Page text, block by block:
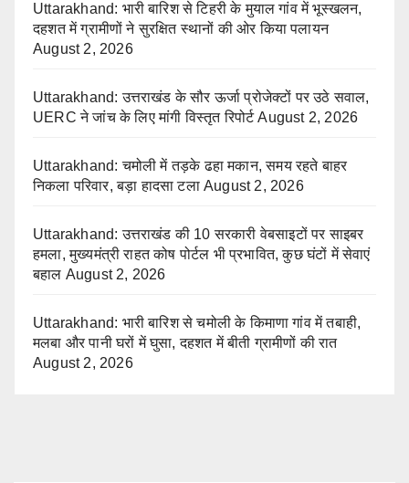
Uttarakhand: भारी बारिश से टिहरी के मुयाल गांव में भूस्खलन,
दहशत में ग्रामीणों ने सुरक्षित स्थानों की ओर किया पलायन
August 2, 2026
Uttarakhand: उत्तराखंड के सौर ऊर्जा प्रोजेक्टों पर उठे सवाल,
UERC ने जांच के लिए मांगी विस्तृत रिपोर्ट August 2, 2026
Uttarakhand: चमोली में तड़के ढहा मकान, समय रहते बाहर
निकला परिवार, बड़ा हादसा टला August 2, 2026
Uttarakhand: उत्तराखंड की 10 सरकारी वेबसाइटों पर साइबर
हमला, मुख्यमंत्री राहत कोष पोर्टल भी प्रभावित, कुछ घंटों में सेवाएं
बहाल August 2, 2026
Uttarakhand: भारी बारिश से चमोली के किमाणा गांव में तबाही,
मलबा और पानी घरों में घुसा, दहशत में बीती ग्रामीणों की रात
August 2, 2026